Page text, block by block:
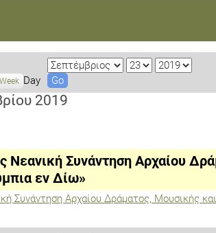
Week Day
M
o
n
D
y
Y
a
2019
Νεανική Συνάντηση Αρχαίου
εν Δίω»
Συνάντηση Αρχαίου Δράματος, Μουσικής